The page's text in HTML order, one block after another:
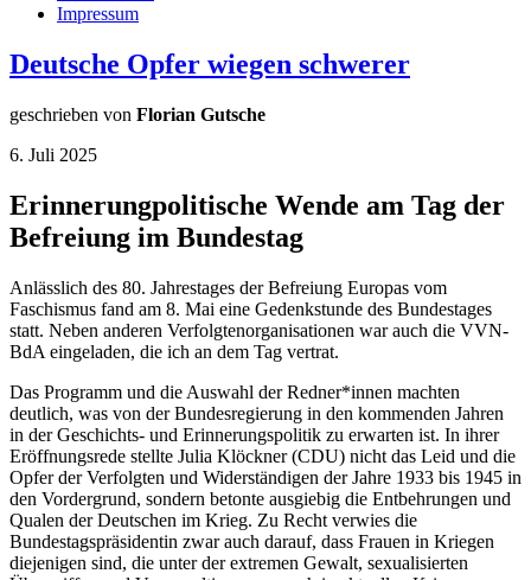
Impressum
Deutsche Opfer wiegen schwerer
geschrieben von Florian Gutsche
6. Juli 2025
Erinnerungpolitische Wende am Tag der
Befreiung im Bundestag
Anlässlich des 80. Jahrestages der Befreiung Europas vom
Faschismus fand am 8. Mai eine Gedenkstunde des Bundestages
statt. Neben anderen Verfolgtenorganisationen war auch die VVN-
BdA eingeladen, die ich an dem Tag vertrat.
Das Programm und die Auswahl der Redner*innen machten
deutlich, was von der Bundesregierung in den kommenden Jahren
in der Geschichts- und Erinnerungspolitik zu erwarten ist. In ihrer
Eröffnungsrede stellte Julia Klöckner (CDU) nicht das Leid und die
Opfer der Verfolgten und Widerständigen der Jahre 1933 bis 1945 in
den Vordergrund, sondern betonte ausgiebig die Entbehrungen und
Qualen der Deutschen im Krieg. Zu Recht verwies die
Bundestagspräsidentin zwar auch darauf, dass Frauen in Kriegen
diejenigen sind, die unter der extremen Gewalt, sexualisierten